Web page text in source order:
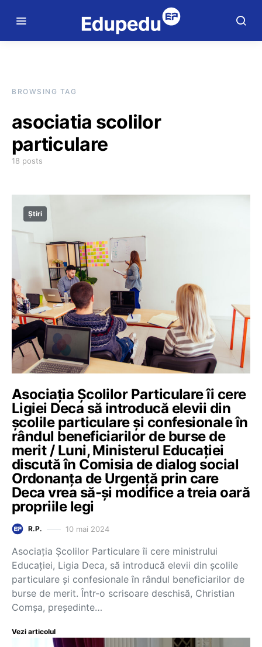
BROWSING TAG
asociatia scolilor
particulare
18 posts
Știri
Asociația Școlilor Particulare îi cere
Ligiei Deca să introducă elevii din
școlile particulare și confesionale în
rândul beneficiarilor de burse de
merit / Luni, Ministerul Educației
discută în Comisia de dialog social
Ordonanța de Urgență prin care
Deca vrea să-și modifice a treia oară
propriile legi
R.P. 10 mai 2024
Asociația Școlilor Particulare îi cere ministrului
Educației, Ligia Deca, să introducă elevii din școlile
particulare și confesionale în rândul beneficiarilor de
burse de merit. Într-o scrisoare deschisă, Christian
Comșa, președinte…
Vezi articolul